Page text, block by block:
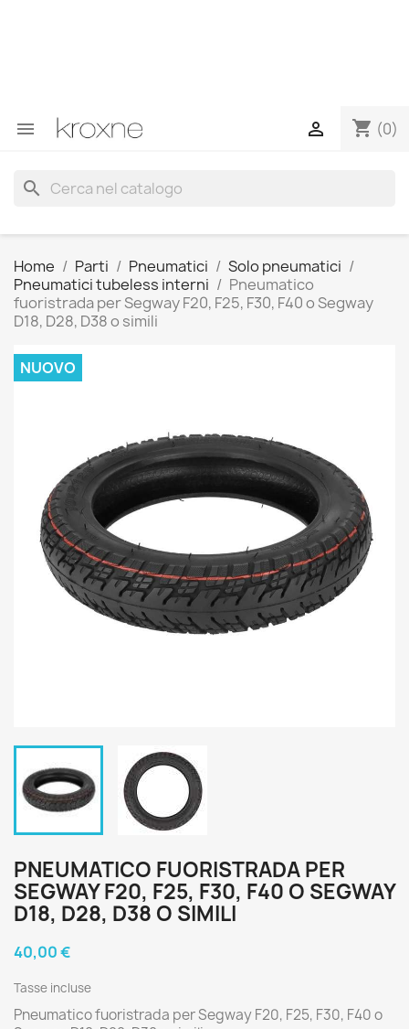
 shopping_cart (0)

search
Home Parti Pneumatici
Solo pneumatici
Pneumatici tubeless interni
Pneumatico
fuoristrada per Segway F20, F25, F30, F40 o Segway
D18, D28, D38 o simili
NUOVO
PNEUMATICO FUORISTRADA PER
SEGWAY F20, F25, F30, F40 O SEGWAY
D18, D28, D38 O SIMILI
40,00 €
Tasse incluse
Pneumatico fuoristrada per Segway F20, F25, F30, F40 o